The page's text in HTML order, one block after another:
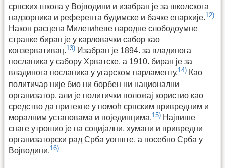
српских школа у Војводини и изабран је за школскога
надзорника и референта будимске и бачке епархије.12)
Након расцепа Милетићеве народне слободоумне
странке биран је у карловачки сабор као
конзервативац.13) Изабран је 1894. за владинога
посланика у сабору Хрватске, а 1910. биран је за
владинога посланика у угарском парламенту.14) Као
политичар није био ни борбен ни национални
организатор, али је политички положај користио као
средство да притекне у помоћ српским привредним и
моралним установама и појединцима.15) Највише
снаге утрошио је на социјални, хумани и привредни
организаторски рад Срба уопште, а посебно Срба у
Војводини.16)